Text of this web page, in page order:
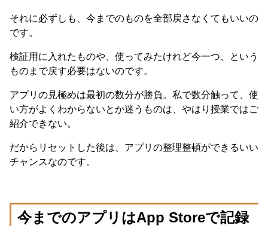
それに必ずしも、今までのものを全部戻さなくてもいいの
です。
検証用に入れたものや、使ってみたけれど今一つ、という
ものまで戻す必要はないのです。
アプリの見極めは最初の数分が勝負。私で数分触って、使
い方がよくわからないとか迷うものは、やはり授業ではご
紹介できない。
だからリセットした後は、アプリの整理整頓ができるいい
チャンスなのです。
今までのアプリはApp Storeで記録